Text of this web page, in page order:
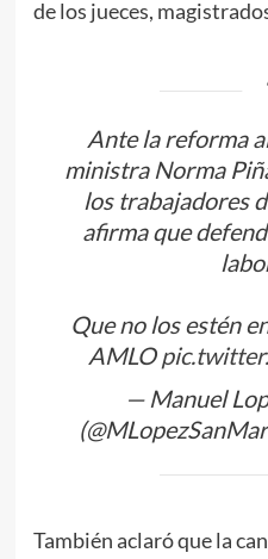
de los jueces,
Ante la reforma
ministra Norma
los trabajadores
afirma que
Que no los estén
AMLO
— Manuel
También aclaró que la